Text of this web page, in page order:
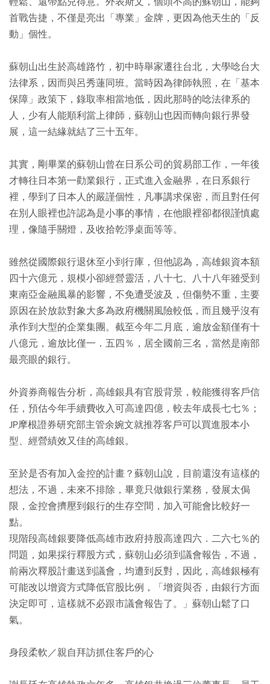
首戰告捷，不僅是亮出「專業」金牌，更因為他天生的「反
動」個性。
蘇朝山出生於高雄路竹，初中時舉家遷往台北，大學唸台大
法律系，因而與呂秀蓮同班。當時因為律師執照，在「基本
保障」政策下，錄取率相當地低，因此那時的唸法律系的
人，少有人能順利當上律師，蘇朝山也因而轉向銀行界發
展，這一結緣就結了三十五年。
其實，剛畢業的蘇朝山曾在日系公司的貿易部工作，一年後
才轉往日本第一勸業銀行，正式進入金融界，在日系銀行
裡，學到了日本人的嚴謹個性，凡事講求保密，而且對任何
在別人眼裡也許認為是小事的事情，在他眼裡卻都很謹慎處
理，像隨手關燈，及收拾乾淨桌面等等。
雖然從國際銀行退休至小到行庫，但他認為，高雄銀資本額
四十六億元，規模小卻經營靈活，八十七、八十八年雖受到
東南亞金融風暴的影響，不免遭受波及，但傷勢不重，主要
原因在於放款對象大多為政府機關風險較低，而且幾乎沒有
承作到大型的企業集團。截至今年二月底，逾放金額僅有十
八億元，逾放比僅一．五四％，居全國前三名，當然是南部
最亮眼的銀行。
外資券商報告分析，高雄銀具有官股背景，較能獲得客戶信
任，預估今年手續費收入可高達四億，較去年成長七七％；
JP摩根證券研究部主管余婉文就推荐客戶可以買進股本小
型、經營績效又佳的高雄銀。
至於是否有加入金控的計畫？蘇朝山說，目前還沒有這樣的
想法，不過，未來不排除，畢竟只做銀行業務，發展太侷
限，金控會擠壓到銀行的生存空間，加入可能會比較好一
點。
現階段高雄銀要降低高雄市政府持股高達四六．二六七％的
問題，如果採行釋股方式，蘇朝山必須到議會報告，不過，
前兩次釋股計畫送到議會，均遭到反對，因此，高雄銀極有
可能改以增資方式降低官股比例，「增資與否，由銀行方面
決定即可，這樣就不必跟市議會報告了。」蘇朝山鬆了口
氣。
身段柔軟／親自拜訪抓住客戶的心